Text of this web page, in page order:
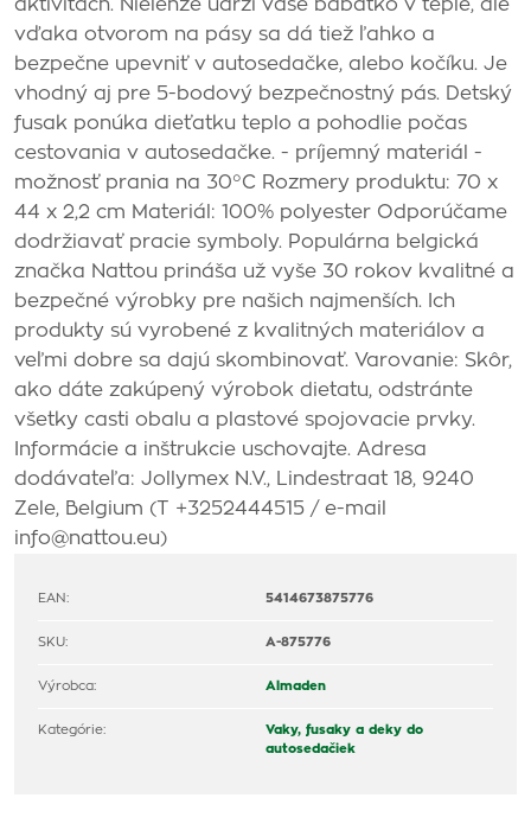
aktivitách. Nielenže udrží vaše bábätko v teple, ale
vďaka otvorom na pásy sa dá tiež ľahko a
bezpečne upevniť v autosedačke, alebo kočíku. Je
vhodný aj pre 5-bodový bezpečnostný pás. Detský
fusak ponúka dieťatku teplo a pohodlie počas
cestovania v autosedačke. - príjemný materiál -
možnosť prania na 30°C Rozmery produktu: 70 x
44 x 2,2 cm Materiál: 100% polyester Odporúčame
dodržiavať pracie symboly. Populárna belgická
značka Nattou prináša už vyše 30 rokov kvalitné a
bezpečné výrobky pre našich najmenších. Ich
produkty sú vyrobené z kvalitných materiálov a
veľmi dobre sa dajú skombinovať. Varovanie: Skôr,
ako dáte zakúpený výrobok dietatu, odstránte
všetky casti obalu a plastové spojovacie prvky.
Informácie a inštrukcie uschovajte. Adresa
dodávateľa: Jollymex N.V., Lindestraat 18, 9240
Zele, Belgium (T +3252444515 / e-mail
info@nattou.eu)
EAN: 5414673875776
SKU: A-875776
Výrobca: Almaden
Kategórie:
Vaky, fusaky a deky do
autosedačiek